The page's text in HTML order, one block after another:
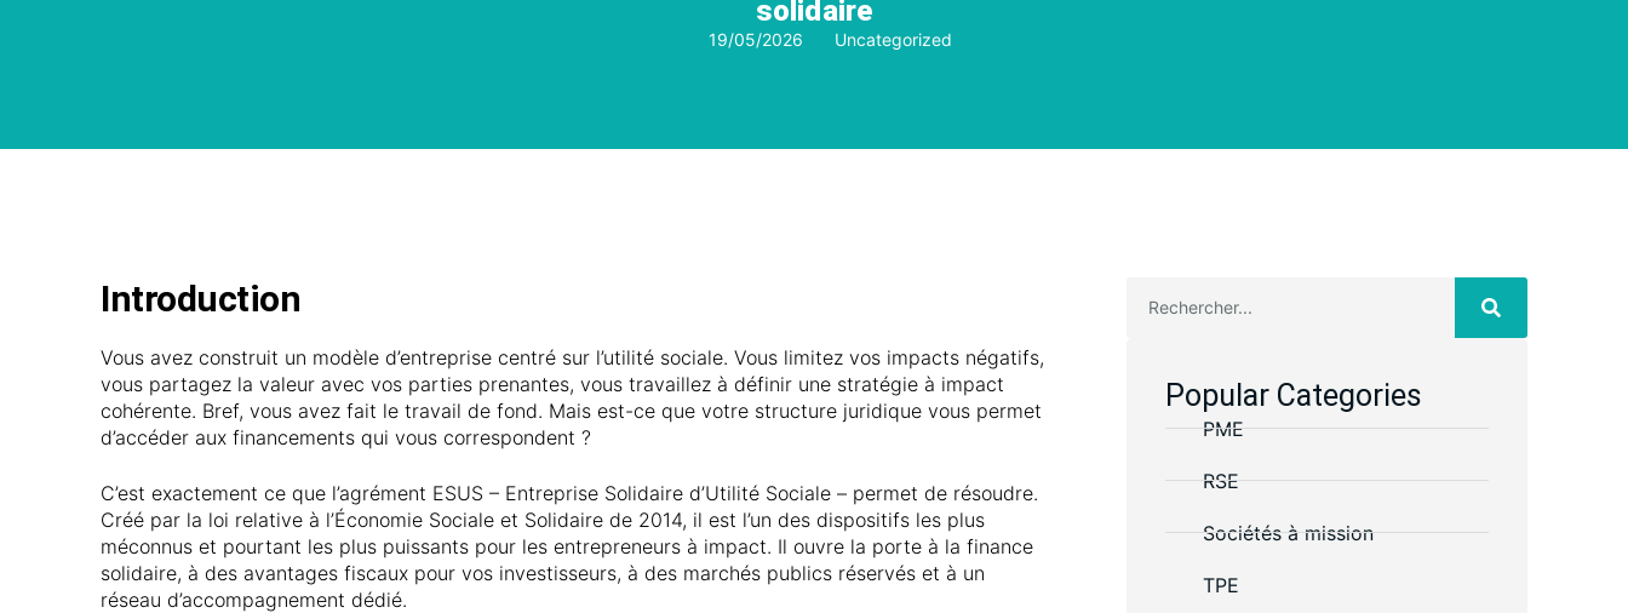
solidaire
19/05/2026 Uncategorized
Introduction
Vous avez construit un modèle d’entreprise centré sur l’utilité sociale. Vous limitez vos impacts négatifs,
vous partagez la valeur avec vos parties prenantes, vous travaillez à définir une stratégie à impact
cohérente. Bref, vous avez fait le travail de fond. Mais est-ce que votre structure juridique vous permet
d’accéder aux financements qui vous correspondent ?
C’est exactement ce que l’agrément ESUS – Entreprise Solidaire d’Utilité Sociale – permet de résoudre.
Créé par la loi relative à l’Économie Sociale et Solidaire de 2014, il est l’un des dispositifs les plus
méconnus et pourtant les plus puissants pour les entrepreneurs à impact. Il ouvre la porte à la finance
solidaire, à des avantages fiscaux pour vos investisseurs, à des marchés publics réservés et à un
réseau d’accompagnement dédié.
Popular Categories
PME
RSE
Sociétés à mission
TPE